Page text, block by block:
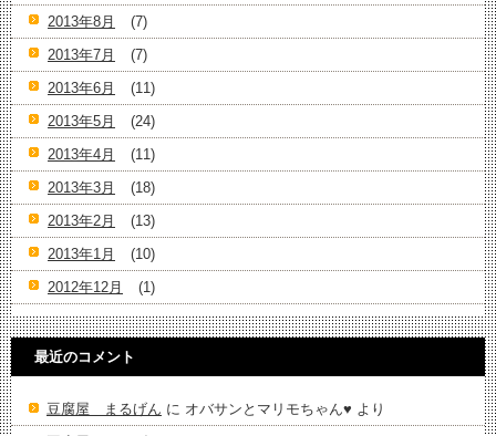
2013年8月
(7)
2013年7月
(7)
2013年6月
(11)
2013年5月
(24)
2013年4月
(11)
2013年3月
(18)
2013年2月
(13)
2013年1月
(10)
2012年12月
(1)
最近のコメント
豆腐屋 まるげん に オバサンとマリモちゃん♥️ より